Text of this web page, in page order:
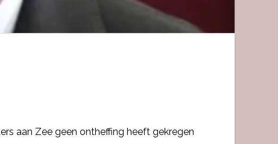
aan Zee geen ontheffing heeft gekregen